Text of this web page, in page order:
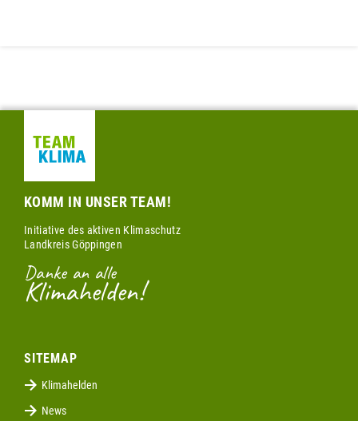
KOMM IN UNSER TEAM!
Initiative des aktiven Klimaschutz
Landkreis Göppingen
Danke an alle
Klimahelden!
SITEMAP
Klimahelden
News